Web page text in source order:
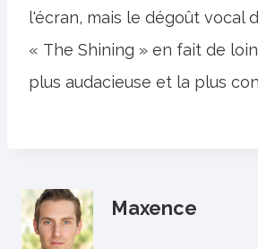
l'écran, mais le dégoût vocal
« The Shining » en fait de
plus audacieuse et la plus
Maxence